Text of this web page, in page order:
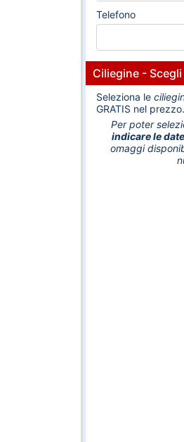
Telefono
Ciliegine - Scegli
Seleziona le
GRATIS nel prezzo.
Per poter
indicare le
omaggi